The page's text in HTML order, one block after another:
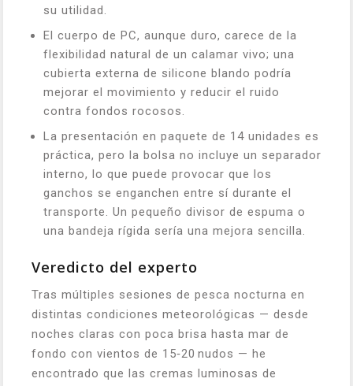
su utilidad.
El cuerpo de PC, aunque duro, carece de la
flexibilidad natural de un calamar vivo; una
cubierta externa de silicone blando podría
mejorar el movimiento y reducir el ruido
contra fondos rocosos.
La presentación en paquete de 14 unidades es
práctica, pero la bolsa no incluye un separador
interno, lo que puede provocar que los
ganchos se enganchen entre sí durante el
transporte. Un pequeño divisor de espuma o
una bandeja rígida sería una mejora sencilla.
Veredicto del experto
Tras múltiples sesiones de pesca nocturna en
distintas condiciones meteorológicas — desde
noches claras con poca brisa hasta mar de
fondo con vientos de 15‑20 nudos — he
encontrado que las cremas luminosas de